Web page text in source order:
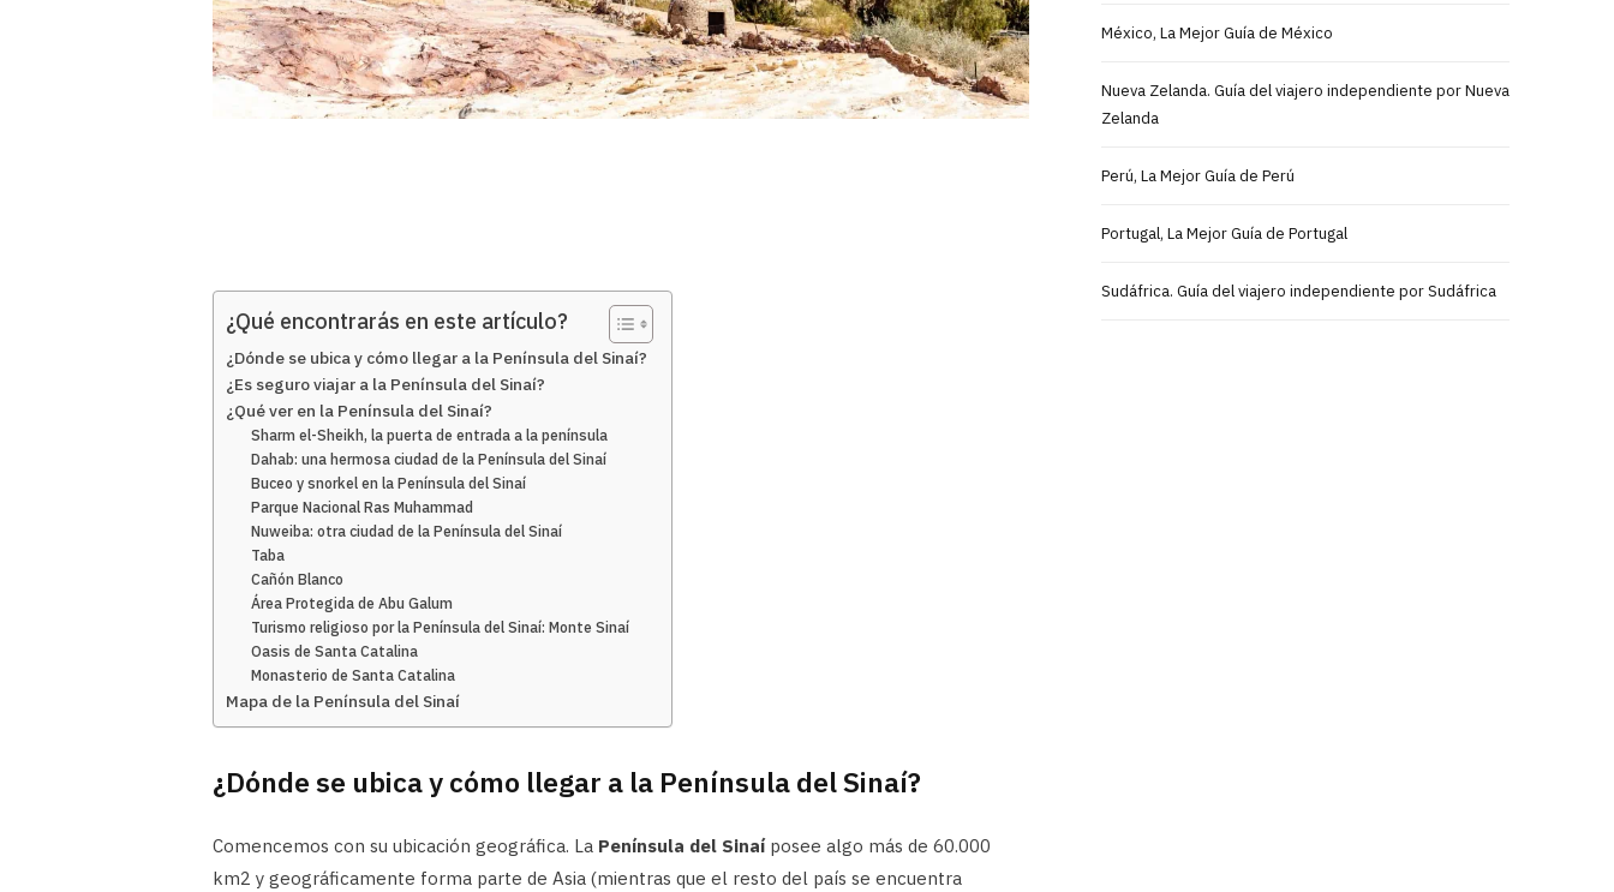
¿Qué encontrarás en este artículo?
¿Dónde se ubica y cómo llegar a la Península del Sinaí?
¿Es seguro viajar a la Península del Sinaí?
¿Qué ver en la Península del Sinaí?
Sharm el-Sheikh, la puerta de entrada a la península
Dahab: una hermosa ciudad de la Península del Sinaí
Buceo y snorkel en la Península del Sinaí
Parque Nacional Ras Muhammad
Nuweiba: otra ciudad de la Península del Sinaí
Taba
Cañón Blanco
Área Protegida de Abu Galum
Turismo religioso por la Península del Sinaí: Monte Sinaí
Oasis de Santa Catalina
Monasterio de Santa Catalina
Mapa de la Península del Sinaí
¿Dónde se ubica y cómo llegar a la Península del Sinaí?
Comencemos con su ubicación geográfica. La Península del Sinaíposee algo más de 60.000
km2 y geográficamente forma parte de Asia (mientras que el resto del país se encuentra
México, La Mejor Guía de México
Nueva Zelanda. Guía del viajero independiente por Nueva
Zelanda
Perú, La Mejor Guía de Perú
Portugal, La Mejor Guía de Portugal
Sudáfrica. Guía del viajero independiente por Sudáfrica